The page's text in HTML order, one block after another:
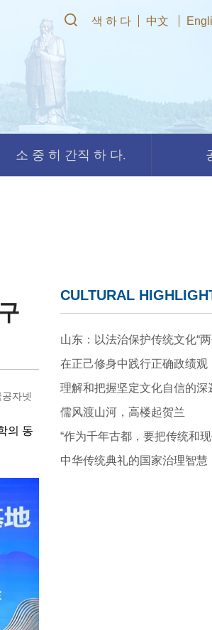
색 하 다 中文
소 중 히 간직 하 다.
자넷
의 동
CULTURAL
山东：以法治保护传统文化“两
在正己修身中践行正确政绩观
理解和把握坚定文化自信的深
儒风渡山河，高楼起贺兰
中华传统典礼的国家治理智慧